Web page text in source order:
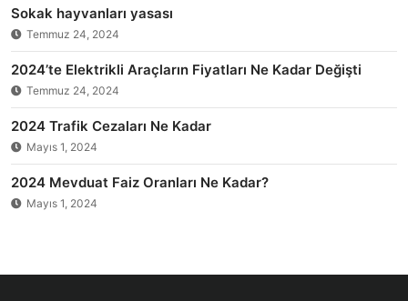
Sokak hayvanları yasası
Temmuz 24, 2024
2024’te Elektrikli Araçların Fiyatları Ne Kadar Değişti
Temmuz 24, 2024
2024 Trafik Cezaları Ne Kadar
Mayıs 1, 2024
2024 Mevduat Faiz Oranları Ne Kadar?
Mayıs 1, 2024